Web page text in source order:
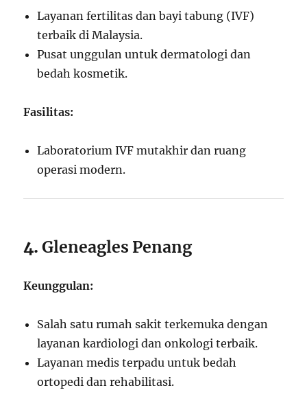
Layanan fertilitas dan bayi tabung (IVF)
terbaik di Malaysia.
Pusat unggulan untuk dermatologi dan
bedah kosmetik.
Fasilitas:
Laboratorium IVF mutakhir dan ruang
operasi modern.
4.Gleneagles Penang
Keunggulan:
Salah satu rumah sakit terkemuka dengan
layanan kardiologi dan onkologi terbaik.
Layanan medis terpadu untuk bedah
ortopedi dan rehabilitasi.